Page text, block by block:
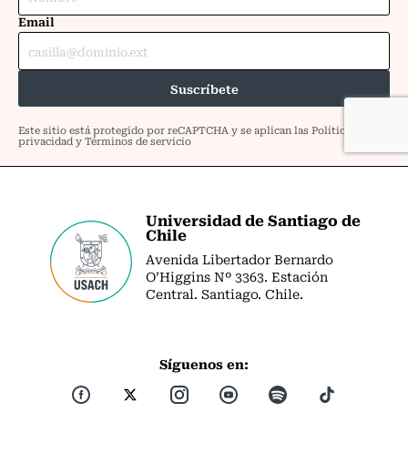
Universidad de Santiago de
Chile
Avenida Libertador Bernardo
O’Higgins Nº 3363. Estación
Central. Santiago. Chile.
Síguenos en: